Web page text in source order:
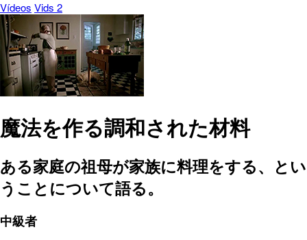
Vídeos Vids 2
魔法を作る調和された材料
ある家庭の祖母が家族に料理をする、とい
うことについて語る。
中級者